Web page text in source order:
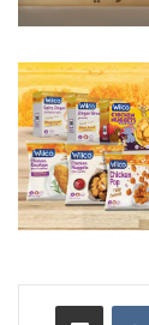
مشاركة عبر البريد